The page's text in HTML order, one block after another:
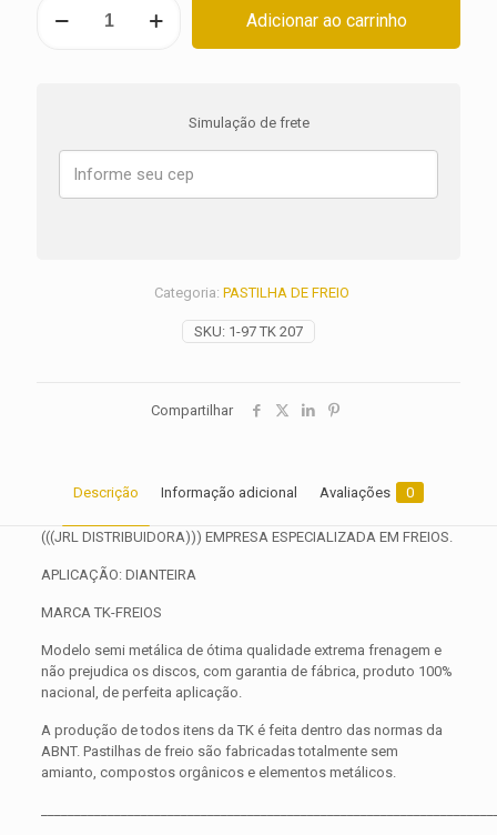
ANO
2000
Adicionar ao carrinho
Simulação de frete
SKU: 1-97 TK 207
Categoria: PASTILHA DE FREIO
Compartilhar
Descrição Informação adicional Avaliações 0
(((JRL DISTRIBUIDORA))) EMPRESA ESPECIALIZADA EM FREIOS.
APLICAÇÃO: DIANTEIRA
MARCA TK-FREIOS
Modelo semi metálica de ótima qualidade extrema frenagem e
não prejudica os discos, com garantia de fábrica, produto 100%
nacional, de perfeita aplicação.
A produção de todos itens da TK é feita dentro das normas da
ABNT. Pastilhas de freio são fabricadas totalmente sem
amianto, compostos orgânicos e elementos metálicos.